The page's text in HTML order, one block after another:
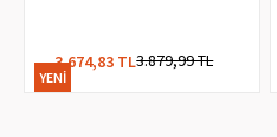
3.674,83 TL3.879,99 TL
YENI